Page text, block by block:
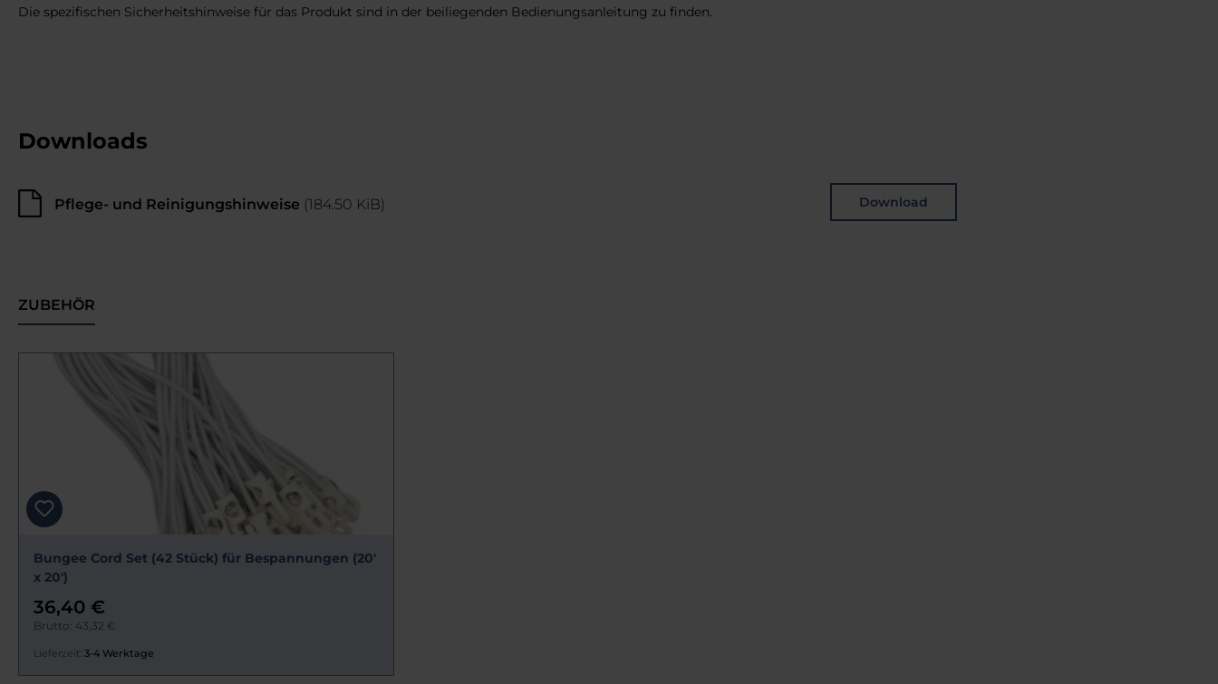
Die spezifischen Sicherheitshinweise für das Produkt sind in der beiliegenden Bedienungsanleitung zu finden.
Downloads
Pflege- und Reinigungshinweise (184.50 KiB) Download
ZUBEHÖR
Bungee Cord Set (42 Stück) für Bespannungen (20'
x 20')
36,40 €
Brutto: 43,32 €
Lieferzeit: 3-4 Werktage